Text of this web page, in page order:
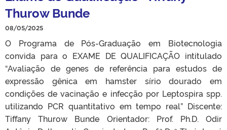
Thurow Bunde
08/05/2025
O Programa de Pós-Graduação em Biotecnologia
convida para o EXAME DE QUALIFICAÇÃO intitulado
“Avaliação de genes de referência para estudos de
expressão gênica em hamster sírio dourado em
condições de vacinação e infecção por Leptospira spp.
utilizando PCR quantitativo em tempo real” Discente:
Tiffany Thurow Bunde Orientador: Prof. Ph.D. Odir